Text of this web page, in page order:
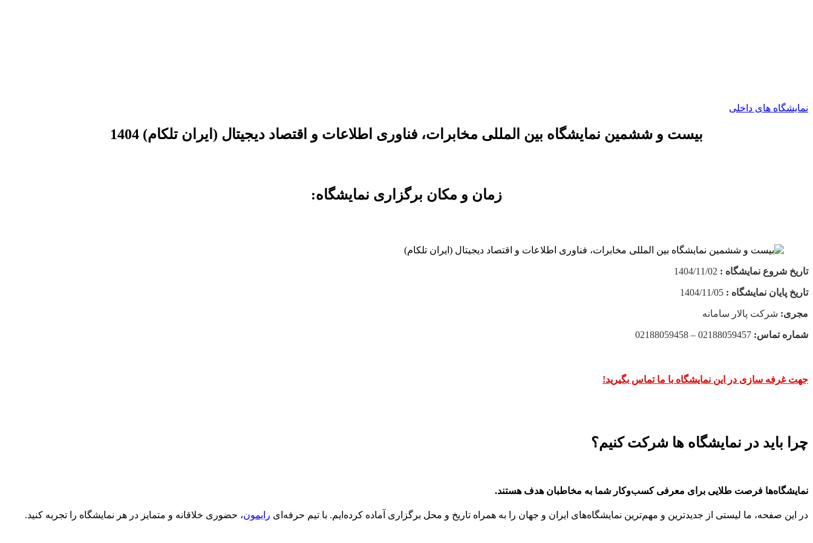
نمایشگاه های داخلی
بیست و ششمین نمایشگاه بین المللی مخابرات، فناوری اطلاعات و اقتصاد دیجیتال (ایران تلکام) 1404
زمان و مکان برگزاری نمایشگاه:
تاریخ شروع نمایشگاه : 1404/11/02
تاریخ پایان نمایشگاه :
مجری: شرکت پالار سامانه
شماره تماس: 02188059457 – 02188059458
جهت غرفه سازی در این نمایشگاه با ما تماس بگیرید!
چرا باید در نمایشگاه ها شرکت کنیم؟
نمایشگاه‌ها فرصت طلایی برای معرفی کسب‌وکار شما به مخاطبان هدف هستند.
در این صفحه، ما لیستی از جدیدترین و مهم‌ترین نمایشگاه‌های ایران و جهان را به همراه تاریخ و محل برگزاری آماده کرده‌ایم. با تیم حرفه‌ای رایمون، حضوری خلاقانه و متمایز در هر نمایشگاه را تجربه کنید.